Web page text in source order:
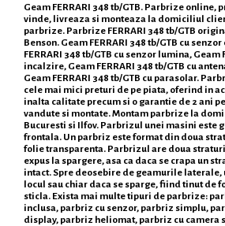
Geam FERRARI 348 tb/GTB. Parbrize online,
vinde, livreaza si monteaza la domiciliul
parbrize. Parbrize FERRARI 348 tb/GTB
Benson. Geam FERRARI 348 tb/GTB cu
FERRARI 348 tb/GTB cu senzor lumina, Geam
incalzire, Geam FERRARI 348 tb/GTB cu
Geam FERRARI 348 tb/GTB cu parasolar.
cele mai mici preturi de pe piata, oferind in
inalta calitate precum si o garantie de 2 ani
vandute si montate. Montam parbrize la
Bucuresti si Ilfov. Parbrizul unei masini este
frontala. Un parbriz este format din doua
folie transparenta. Parbrizul are doua
expus la spargere, asa ca daca se crapa un
intact. Spre deosebire de geamurile laterale,
locul sau chiar daca se sparge, fiind tinut de
sticla. Exista mai multe tipuri de parbrize:
inclusa, parbriz cu senzor, parbriz simplu,
display, parbriz heliomat, parbriz cu camera